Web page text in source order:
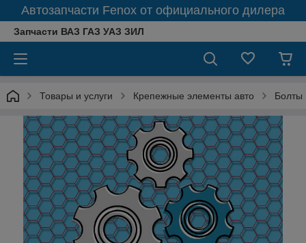
Автозапчасти Fenox от официального дилера
Запчасти ВАЗ ГАЗ УАЗ ЗИЛ
Товары и услуги Крепежные элементы авто Болты